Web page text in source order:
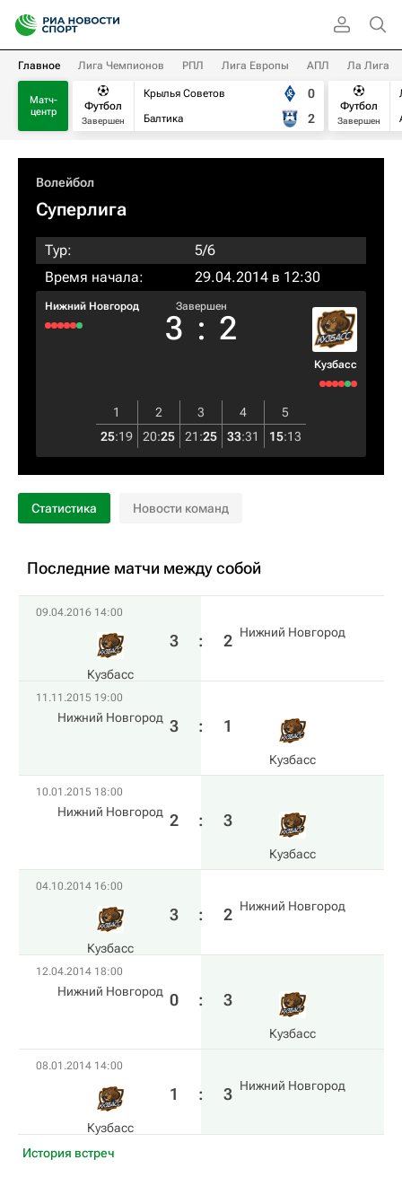
Главное Лига Чемпионов РПЛ Лига Европы АПЛ Ла Лига
Матч-
центр
Футбол
Завершен
Крылья Советов
Балтика
0
2
Футбол
Завершен
Волейбол
Суперлига
Тур:
5/6
Время начала:
29.04.2014 в 12:30
Нижний Новгород Завершен
3 : 2
Кузбасс
1 2 3 4
5
25:19 20:25 21 :25 33:31 15:13
Статистика Новости команд
Последние матчи между собой
09.04.2016 14:00
Кузбасс
3 : 2 Нижний Новгород
11.11.2015 19:00
Нижний Новгород 3 : 1
Кузбасс
10.01.2015 18:00
Нижний Новгород 2 : 3
Кузбасс
04.10.2014 16:00
Кузбасс
3 : 2 Нижний Новгород
12.04.2014 18:00
Нижний Новгород 0 : 3
Кузбасс
08.01.2014 14:00
Кузбасс
1 : 3 Нижний Новгород
История встреч